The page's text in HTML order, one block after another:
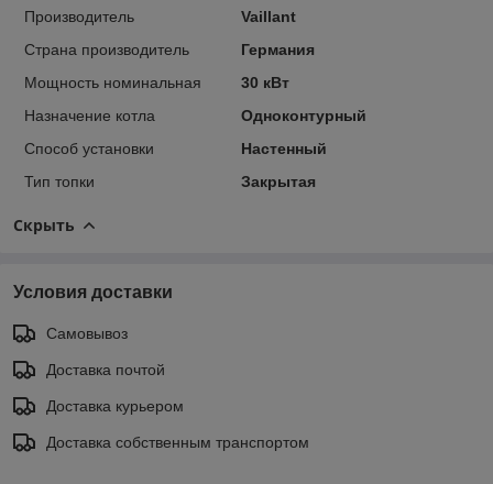
Производитель
Vaillant
Страна производитель
Германия
Мощность номинальная
30 кВт
Назначение котла
Одноконтурный
Способ установки
Настенный
Тип топки
Закрытая
Скрыть
Условия доставки
Самовывоз
Доставка почтой
Доставка курьером
Доставка собственным транспортом